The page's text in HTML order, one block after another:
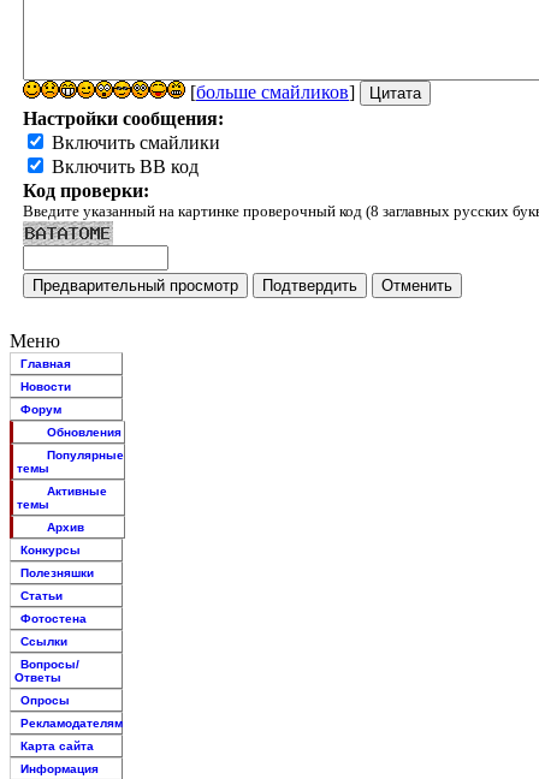
[больше смайликов]
Настройки сообщения:
Включить смайлики
Включить BB код
Код проверки:
Введите указанный на картинке проверочный код (8 заглавных русских
Меню
Главная
Новости
Форум
Обновления
Популярные
темы
Активные
темы
Архив
Конкурсы
Полезняшки
Статьи
Фотостена
Ссылки
Вопросы/
Ответы
Опросы
Рекламодателям
Карта сайта
Информация